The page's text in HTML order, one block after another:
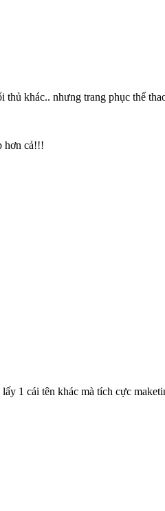
khác.. nhưng trang phục thể
hơn cả!!!
1 cái tên khác mà tích cực